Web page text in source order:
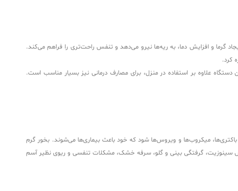
گرما و افزایش دما، به ریه‌ها نیرو می‌دهد و تنفس راحت‌تری را فراهم می‌کند.
کرد.
علاوه بر استفاده در منزل، برای مصارف درمانی نیز بسیار مناسب است.
میکروب‌ها و ویروس‌ها شود که خود باعث بیماری‌ها می‌شوند. بخور گرم
کاهش سینوزیت، گرفتگی بینی و گلو، سرفه خشک، مشکلات تنفسی و ریوی نظیر آسم